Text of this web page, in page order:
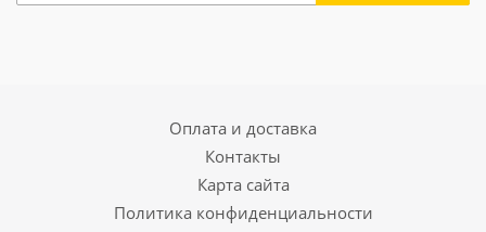
Оплата и доставка
Контакты
Карта сайта
Политика конфиденциальности